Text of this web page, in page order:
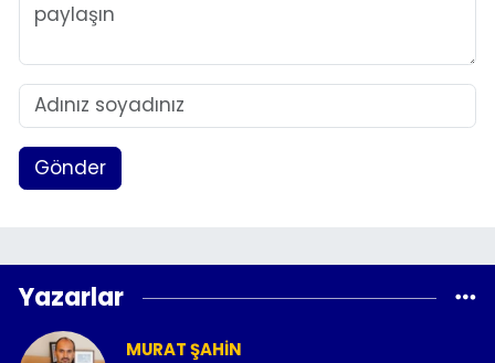
Gönder
Yazarlar
MURAT ŞAHIN